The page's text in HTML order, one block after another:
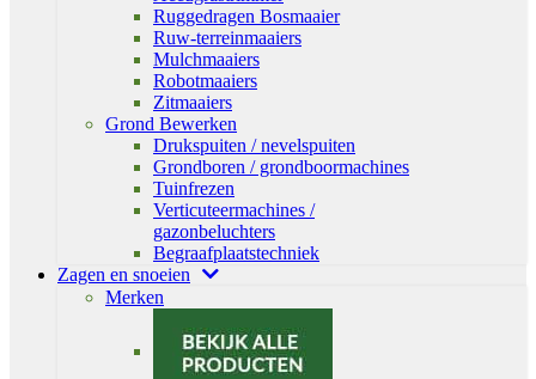
Ruggedragen Bosmaaier
Ruw-terreinmaaiers
Mulchmaaiers
Robotmaaiers
Zitmaaiers
Grond Bewerken
Drukspuiten / nevelspuiten
Grondboren / grondboormachines
Tuinfrezen
Verticuteermachines /
gazonbeluchters
Begraafplaatstechniek
Zagen en snoeien
Merken